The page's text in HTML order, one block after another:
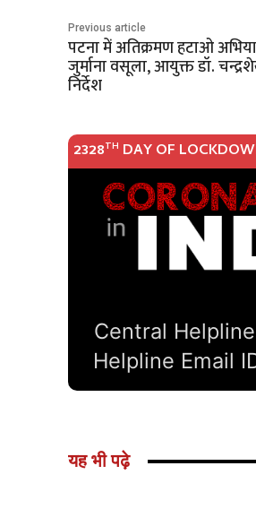
Previous article
पटना में अतिक्रमण हटाओ
जुर्माना वसूला, आयुक्त डॉ.
निर्देश
यह भी पढ़े